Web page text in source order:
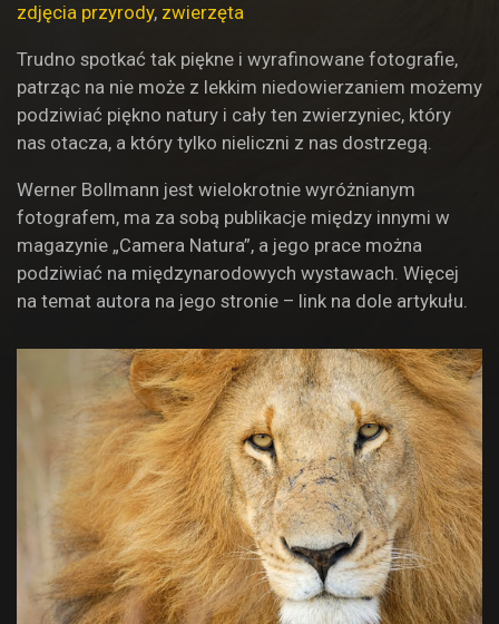
zdjęcia przyrody, zwierzęta
Trudno spotkać tak piękne i wyrafinowane fotografie,
patrząc na nie może z lekkim niedowierzaniem możemy
podziwiać piękno natury i cały ten zwierzyniec, który
nas otacza, a który tylko nieliczni z nas dostrzegą.
Werner Bollmann jest wielokrotnie wyróżnianym
fotografem, ma za sobą publikacje między innymi w
magazynie „Camera Natura”, a jego prace można
podziwiać na międzynarodowych wystawach. Więcej
na temat autora na jego stronie – link na dole artykułu.